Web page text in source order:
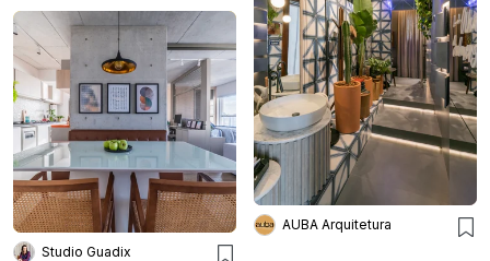
AUBA Arquitetura
Studio Guadix